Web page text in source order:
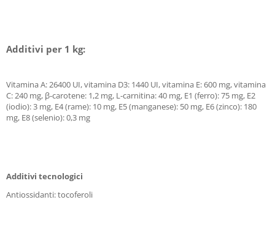
Additivi per 1 kg:
Vitamina A: 26400 UI, vitamina D3: 1440 UI, vitamina E: 600 mg, vitamina
C: 240 mg, β-carotene: 1,2 mg, L-carnitina: 40 mg, E1 (ferro): 75 mg, E2
(iodio): 3 mg, E4 (rame): 10 mg, E5 (manganese): 50 mg, E6 (zinco): 180
mg, E8 (selenio): 0,3 mg
Additivi tecnologici
Antiossidanti: tocoferoli